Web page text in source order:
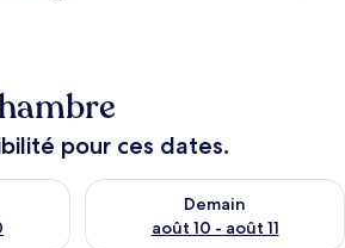
pour ces dates.
ce soir août 9 - août 10
Demain
août 10 - août 11
Vérifier la disponibilité pour